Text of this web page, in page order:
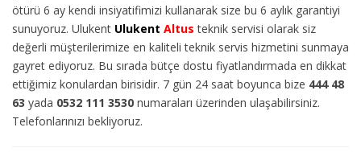
ötürü 6 ay kendi insiyatifimizi kullanarak size bu 6 aylık garantiyi
sunuyoruz. Ulukent Ulukent Altus teknik servisi olarak siz
değerli müşterilerimize en kaliteli teknik servis hizmetini sunmaya
gayret ediyoruz. Bu sırada bütçe dostu fiyatlandırmada en dikkat
ettiğimiz konulardan birisidir. 7 gün 24 saat boyunca bize 444 48
63 yada 0532 111 3530 numaraları üzerinden ulaşabilirsiniz.
Telefonlarınızı bekliyoruz.